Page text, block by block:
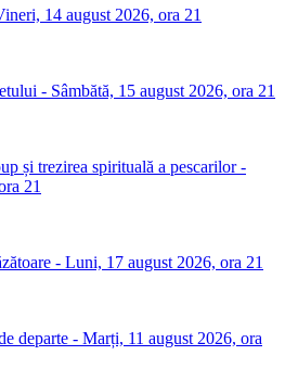
14 august 2026, ora 21
- Sâmbătă, 15 august 2026, ora 21
și trezirea spirituală a pescarilor -
21
- Luni, 17 august 2026, ora 21
departe - Marți, 11 august 2026, ora